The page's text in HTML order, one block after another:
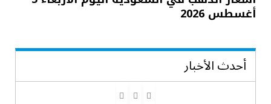
أغسطس 2026
أحدث الأخبار